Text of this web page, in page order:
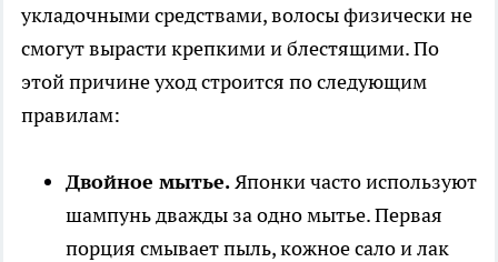
укладочными средствами, волосы физически не
смогут вырасти крепкими и блестящими. По
этой причине уход строится по следующим
правилам:
Двойное мытье.Японки часто используют
шампунь дважды за одно мытье. Первая
порция смывает пыль, кожное сало и лак